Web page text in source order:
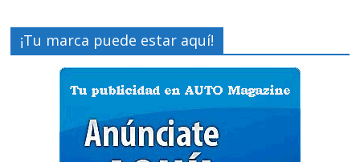
¡Tu marca puede estar aquí!